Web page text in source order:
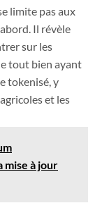
limite pas aux
Il révèle
sur les
tout bien ayant
tokenisé, y
et les
mise à jour